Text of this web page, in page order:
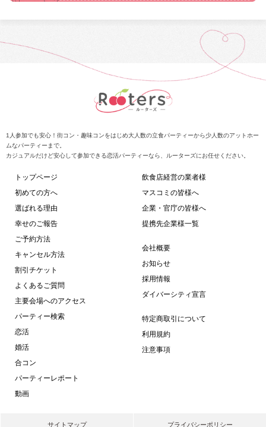
1人参加でも安心！街コン・趣味コンをはじめ大人数の立食パーティーから少人数のアットホー
ムなパーティーまで。
カジュアルだけど安心して参加できる恋活パーティーなら、ルーターズにお任せください。
トップページ
初めての方へ
選ばれる理由
幸せのご報告
ご予約方法
キャンセル方法
割引チケット
よくあるご質問
主要会場へのアクセス
パーティー検索
恋活
婚活
合コン
パーティーレポート
動画
飲食店経営の業者様
マスコミの皆様へ
企業・官庁の皆様へ
提携先企業様一覧
会社概要
お知らせ
採用情報
ダイバーシティ宣言
特定商取引について
利用規約
注意事項
サイトマップ プライバシーポリシー